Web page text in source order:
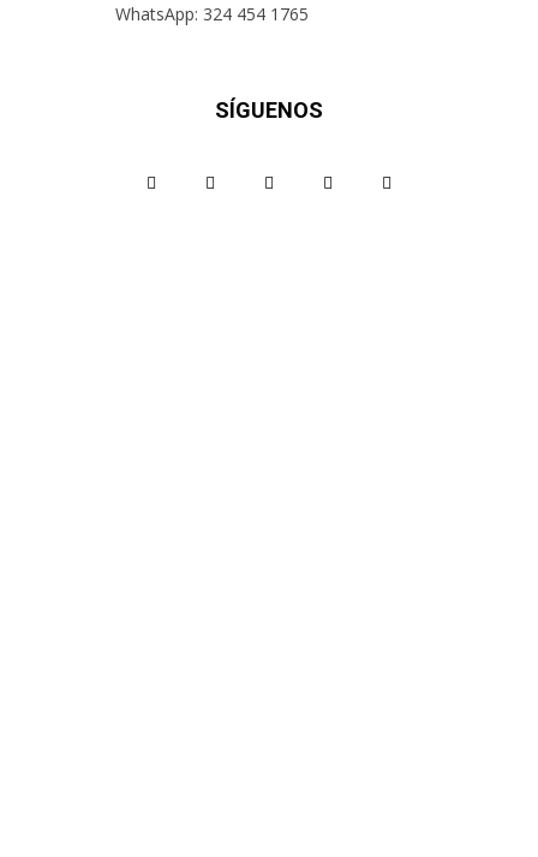
WhatsApp: 324 454 1765
SÍGUENOS